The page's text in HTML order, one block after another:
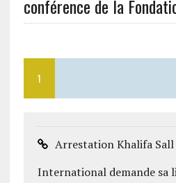
conférence de la
1
Arrestation Khalifa
International demande sa